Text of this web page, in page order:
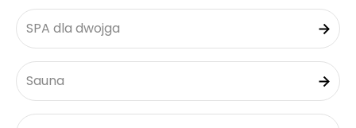
SPA dla dwojga
Sauna